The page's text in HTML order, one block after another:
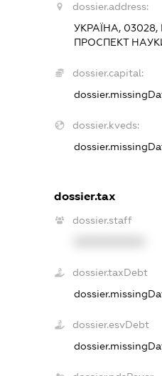
dossier.address:
УКРАЇНА, 03028,
ПРОСПЕКТ
dossier.capital:
dossier.kveds:
dossier.tax
dossier.staff
dossier.taxDebt
dossier.esvDebt